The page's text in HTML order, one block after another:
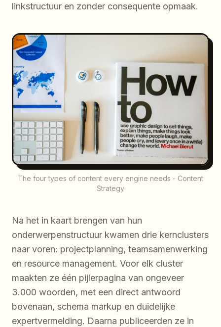
linkstructuur en zonder consequente opmaak.
The four types of content every engine needs - Content
Strategy
Na het in kaart brengen van hun
onderwerpenstructuur kwamen drie kernclusters
naar voren: projectplanning, teamsamenwerking
en resource management. Voor elk cluster
maakten ze één pijlerpagina van ongeveer
3.000 woorden, met een direct antwoord
bovenaan, schema markup en duidelijke
expertvermelding. Daarna publiceerden ze in